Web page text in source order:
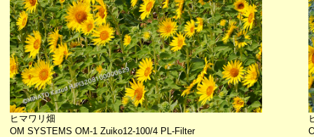
ヒマワリ畑
OM SYSTEMS OM-1 Zuiko12-100/4 PL-Filter